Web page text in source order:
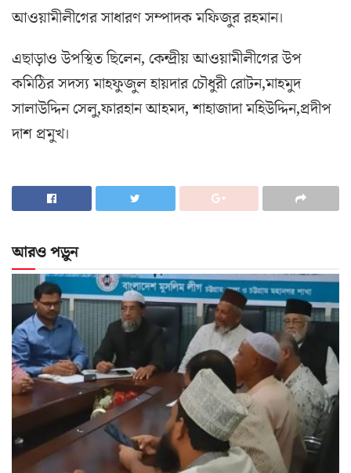
আওয়ামীলীগের সাধারণ সম্পাদক মফিজুর রহমান।
এছাড়াও উপস্থিত ছিলেন, কেন্দ্রীয় আওয়ামীলীগের উপ
কমিঠির সদস্য মাহফুজুল হায়দার চৌধুরী রোটন,মাহমুদ
সালাউদ্দিন সেলু,ফারহান আহমদ, শাহাজাদা মহিউদ্দিন,প্রদীপ
দাশ প্রমুখ।
আরও পড়ুন